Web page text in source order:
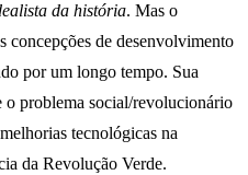
da história. Mas o
concepções de desenvolvimento
por um longo tempo. Sua
o problema social/revolucionário
tecnológicas na
da Revolução Verde.